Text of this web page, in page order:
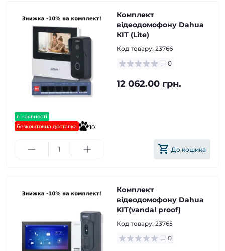
в наявності
безкоштовна доставка
10
Комплект
відеодомофону Dahua
КIT (Lite)
Код товару: 23766
0
12 062.00 грн.
До кошика
Комплект
відеодомофону Dahua
KIT(vandal proof)
Код товару: 23765
0